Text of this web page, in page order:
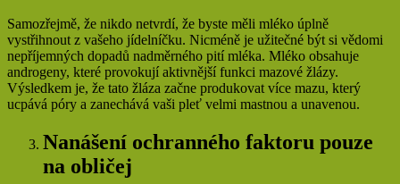
Samozřejmě, že nikdo netvrdí, že byste měli mléko úplně
vystřihnout z vašeho jídelníčku. Nicméně je užitečné být si vědomi
nepříjemných dopadů nadměrného pití mléka. Mléko obsahuje
androgeny, které provokují aktivnější funkci mazové žlázy.
Výsledkem je, že tato žláza začne produkovat více mazu, který
ucpává póry a zanechává vaši pleť velmi mastnou a unavenou.
Nanášení ochranného faktoru pouze
na obličej